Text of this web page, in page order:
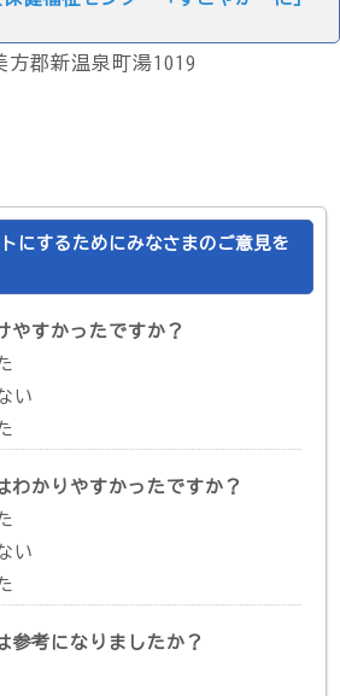
郡新温泉町湯1019
にするためにみなさまのご意見を
やすかったですか？
い
わかりやすかったですか？
い
参考になりましたか？